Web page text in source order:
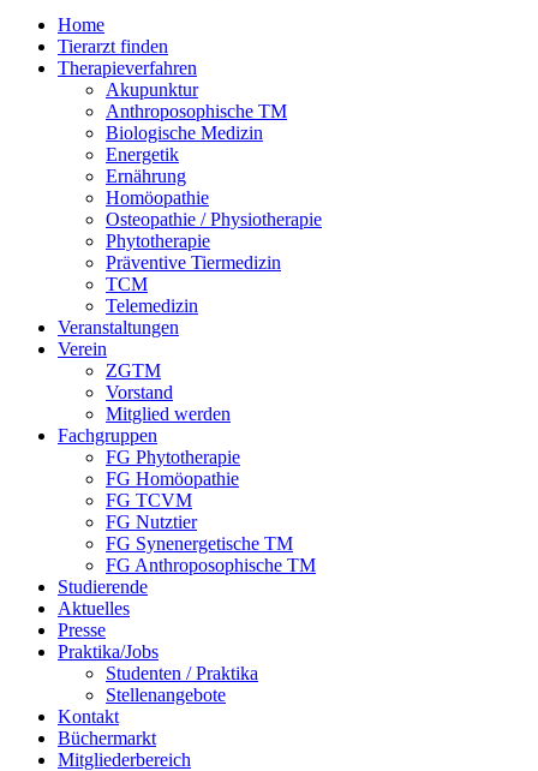
Home
Tierarzt finden
Therapieverfahren
Akupunktur
Anthroposophische TM
Biologische Medizin
Energetik
Ernährung
Homöopathie
Osteopathie / Physiotherapie
Phytotherapie
Präventive Tiermedizin
TCM
Telemedizin
Veranstaltungen
Verein
ZGTM
Vorstand
Mitglied werden
Fachgruppen
FG Phytotherapie
FG Homöopathie
FG TCVM
FG Nutztier
FG Synenergetische TM
FG Anthroposophische TM
Studierende
Aktuelles
Presse
Praktika/Jobs
Studenten / Praktika
Stellenangebote
Kontakt
Büchermarkt
Mitgliederbereich